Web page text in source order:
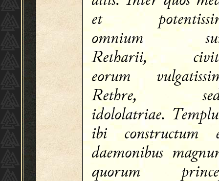
et
omnium
Retharii,
eorum
Rethre,
idololatriae.
ibi constructum
daemonibus
quorum